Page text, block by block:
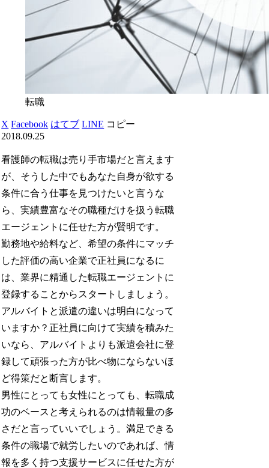
転職
X Facebook はてブ LINE コピー
2018.09.25
看護師の転職は売り手市場だと言えます
が、そうした中でもあなた自身が欲する
条件に合う仕事を見つけたいと言うな
ら、実績豊富なその職種だけを扱う転職
エージェントに任せた方が賢明です。
勤務地や給料など、希望の条件にマッチ
した評価の高い企業で正社員になるに
は、業界に精通した転職エージェントに
登録することからスタートしましょう。
アルバイトと派遣の違いは明白になって
いますか？正社員に向けて実績を積みた
いなら、アルバイトよりも派遣会社に登
録して頑張った方が比べ物にならないほ
ど得策だと断言します。
男性にとっても女性にとっても、転職成
功のベースと考えられるのは情報量の多
さだと言っていいでしょう。満足できる
条件の職場で就労したいのであれば、情
報を多く持つ支援サービスに任せた方が